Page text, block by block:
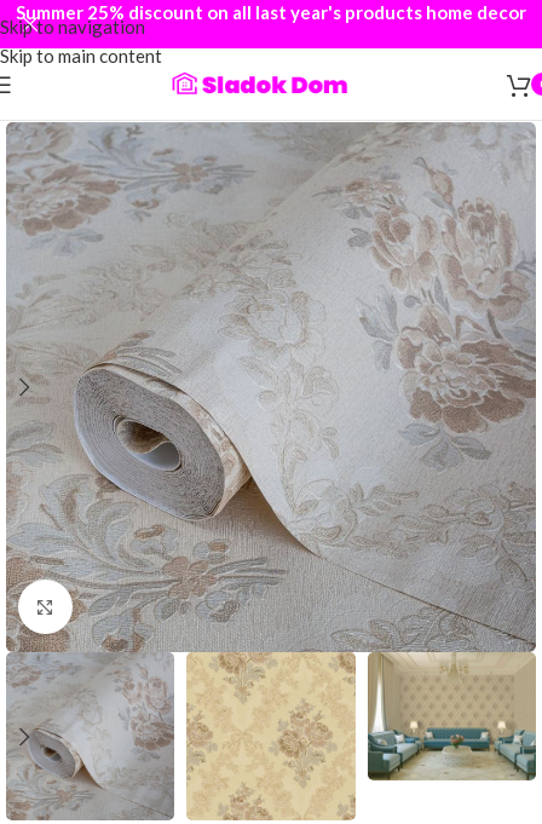
Skip to navigation
Skip to main content
Summer 25% discount on all last year's products home decor
Click to enlarge